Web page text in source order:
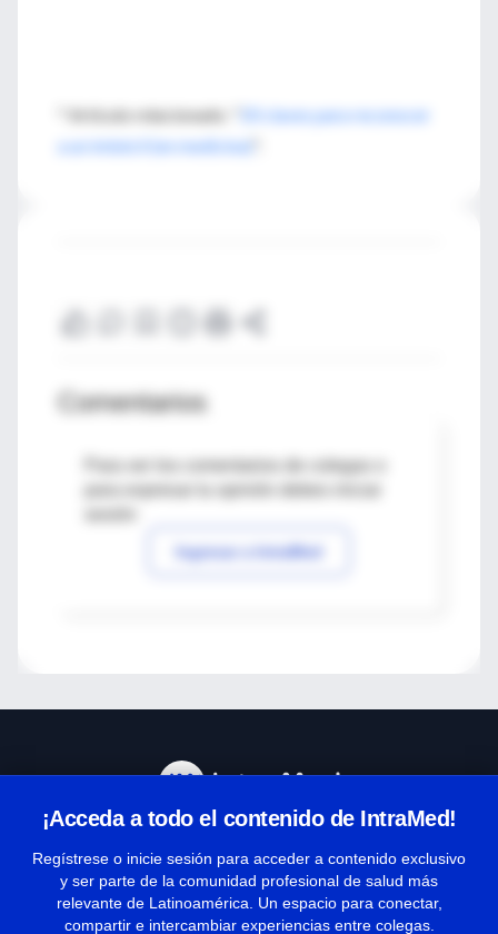
* Artículo relacionado: "
20 claves para reconocer
a un imbécil (en medicina)
Comentarios
Para ver los comentarios de colegas o
Ingresar a IntraMed
¡Acceda a todo el contenido de IntraMed!
Regístrese o inicie sesión para acceder a contenido exclusivo
y ser parte de la comunidad profesional de salud más
relevante de Latinoamérica. Un espacio para conectar,
compartir e intercambiar experiencias entre colegas.
Términos y condiciones